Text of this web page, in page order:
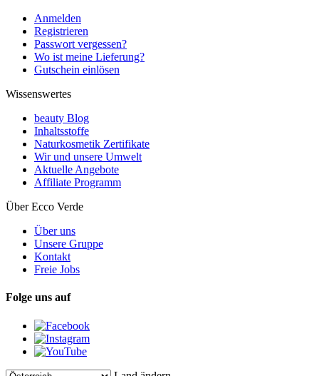
Anmelden
Registrieren
Passwort vergessen?
Wo ist meine Lieferung?
Gutschein einlösen
Wissenswertes
beauty Blog
Inhaltsstoffe
Naturkosmetik Zertifikate
Wir und unsere Umwelt
Aktuelle Angebote
Affiliate Programm
Über Ecco Verde
Über uns
Unsere Gruppe
Kontakt
Freie Jobs
Folge uns auf